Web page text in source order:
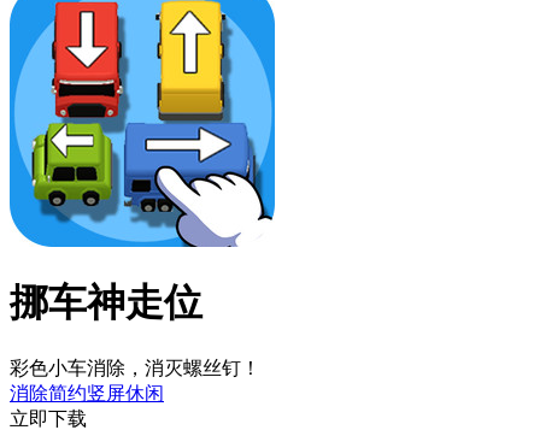
挪车神走位
彩色小车消除，消灭螺丝钉！
消除简约竖屏休闲
立即下载